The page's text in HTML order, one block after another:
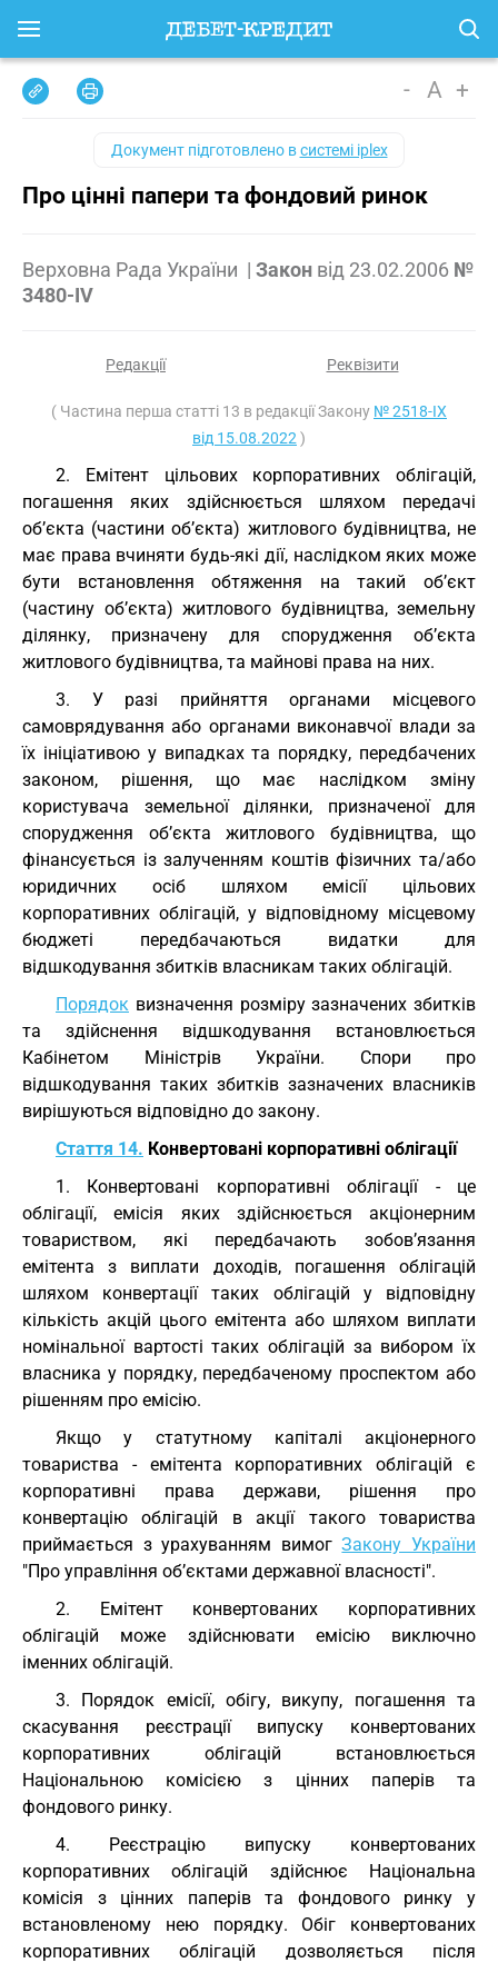
- A +
Документ підготовлено всистемі iplex
Про цінні папери та фондовий ринок
Верховна Рада України | Закон від 23.02.2006 №
3480-IV
Редакції Реквізити
( Частина перша статті 13 в редакції Закону № 2518-IX
від 15.08.2022 )
2. Емітент цільових корпоративних облігацій,
погашення яких здійснюється шляхом передачі
об’єкта (частини об’єкта) житлового будівництва, не
має права вчиняти будь-які дії, наслідком яких може
бути встановлення обтяження на такий об’єкт
(частину об’єкта) житлового будівництва, земельну
ділянку, призначену для спорудження об’єкта
житлового будівництва, та майнові права на них.
3. У разі прийняття органами місцевого
самоврядування або органами виконавчої влади за
їх ініціативою у випадках та порядку, передбачених
законом, рішення, що має наслідком зміну
користувача земельної ділянки, призначеної для
спорудження об’єкта житлового будівництва, що
фінансується із залученням коштів фізичних та/або
юридичних осіб шляхом емісії цільових
корпоративних облігацій, у відповідному місцевому
бюджеті передбачаються видатки для
відшкодування збитків власникам таких облігацій.
Порядок визначення розміру зазначених збитків
та здійснення відшкодування встановлюється
Кабінетом Міністрів України. Спори про
відшкодування таких збитків зазначених власників
вирішуються відповідно до закону.
Стаття 14. Конвертовані корпоративні облігації
1. Конвертовані корпоративні облігації - це
облігації, емісія яких здійснюється акціонерним
товариством, які передбачають зобов’язання
емітента з виплати доходів, погашення облігацій
шляхом конвертації таких облігацій у відповідну
кількість акцій цього емітента або шляхом виплати
номінальної вартості таких облігацій за вибором їх
власника у порядку, передбаченому проспектом або
рішенням про емісію.
Якщо у статутному капіталі акціонерного
товариства - емітента корпоративних облігацій є
корпоративні права держави, рішення про
конвертацію облігацій в акції такого товариства
приймається з урахуванням вимогЗакону України
"Про управління об’єктами державної власності".
2. Емітент конвертованих корпоративних
облігацій може здійснювати емісію виключно
іменних облігацій.
3. Порядок емісії, обігу, викупу, погашення та
скасування реєстрації випуску конвертованих
корпоративних облігацій встановлюється
Національною комісією з цінних паперів та
фондового ринку.
4. Реєстрацію випуску конвертованих
корпоративних облігацій здійснює Національна
комісія з цінних паперів та фондового ринку у
встановленому нею порядку. Обіг конвертованих
корпоративних облігацій дозволяється після